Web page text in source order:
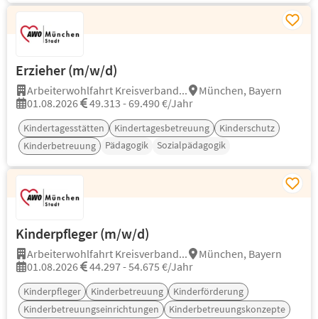
Erzieher (m/w/d)
Arbeiterwohlfahrt Kreisverband...
München, Bayern
01.08.2026
49.313 - 69.490 €/Jahr
Kindertagesstätten Kindertagesbetreuung
Kinderschutz
Kinderbetreuung
Pädagogik Sozialpädagogik
Kinderpfleger (m/w/d)
Arbeiterwohlfahrt Kreisverband...
München, Bayern
01.08.2026
44.297 - 54.675 €/Jahr
Kinderpfleger Kinderbetreuung
Kinderförderung
Kinderbetreuungseinrichtungen
Kinderbetreuungskonzepte